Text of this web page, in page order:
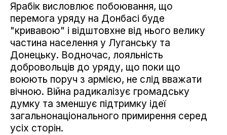
Ярабік висловлює побоювання, що
перемога уряду на Донбасі буде
"кривавою" і відштовхне від нього велику
частина населення у Луганську та
Донецьку. Водночас, лояльність
добровольців до уряду, що поки що
воюють поруч з армією, не слід вважати
вічною. Війна радикалізує громадську
думку та зменшує підтримку ідеї
загальнонаціонального примирення серед
усіх сторін.